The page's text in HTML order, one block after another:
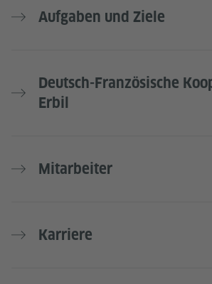
Aufgaben und Ziele
Deutsch-Französische
Erbil
Mitarbeiter
Karriere